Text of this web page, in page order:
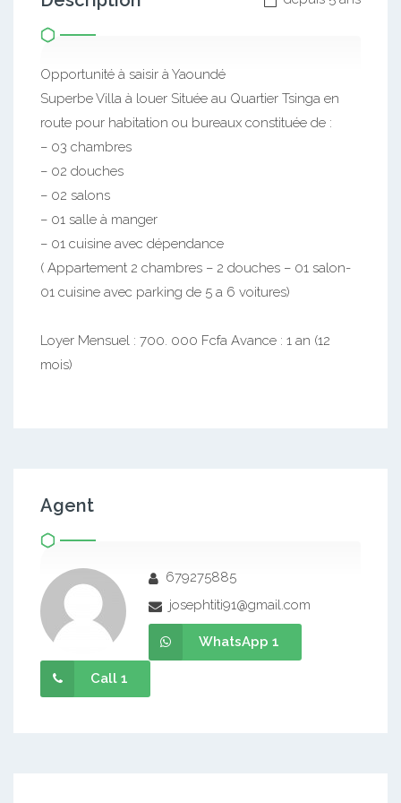
Opportunité à saisir à Yaoundé
Superbe Villa à louer Située au Quartier Tsinga en
route pour habitation ou bureaux constituée de :
– 03 chambres
– 02 douches
– 02 salons
– 01 salle à manger
– 01 cuisine avec dépendance
( Appartement 2 chambres – 2 douches – 01 salon-
01 cuisine avec parking de 5 a 6 voitures)
Loyer Mensuel : 700. 000 Fcfa Avance : 1 an (12
mois)
Agent
679275885
josephtiti91@gmail.com
WhatsApp 1
Call 1